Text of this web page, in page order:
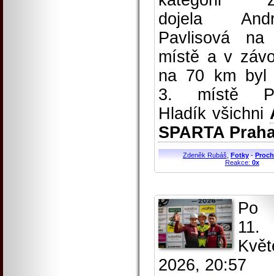
dojela
Pavlisová
místě a v
na 70 km byl
3. místě
Hladík všichni
SPARTA
Zdeněk Rubáš Fotky-
Reakce: 0x
11.
2026, 20:57